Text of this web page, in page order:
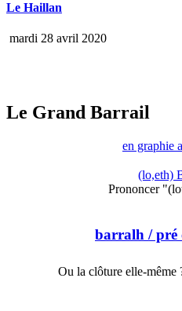
Le Haillan
mardi 28 avril 2020
Le Grand Barrail
en graphie
(lo,eth)
Prononcer
barralh / pré
Ou la clôture elle-